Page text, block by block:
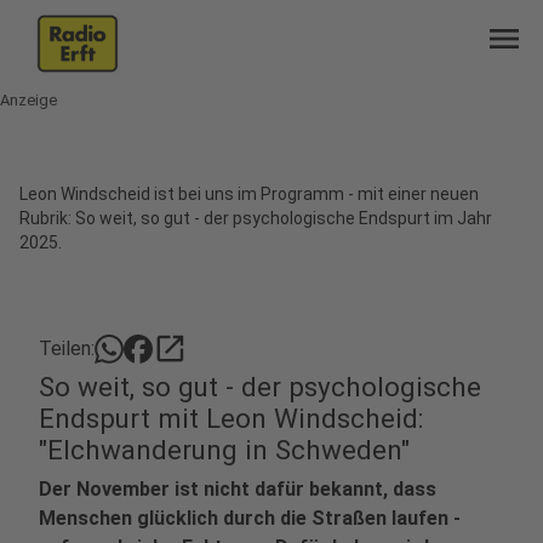
menu
Anzeige
Leon Windscheid ist bei uns im Programm - mit einer neuen
Rubrik: So weit, so gut - der psychologische Endspurt im Jahr
2025.
Teilen: open_in_new
So weit, so gut - der psychologische
Endspurt mit Leon Windscheid:
"Elchwanderung in Schweden"
Der November ist nicht dafür bekannt, dass
Menschen glücklich durch die Straßen laufen -